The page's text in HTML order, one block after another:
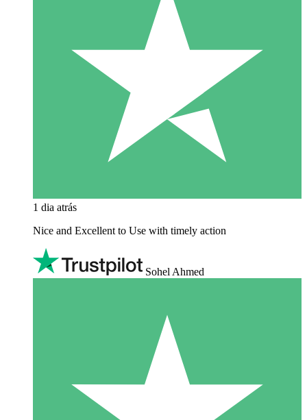
1 dia atrás
Nice and Excellent to Use with timely action
Sohel Ahmed